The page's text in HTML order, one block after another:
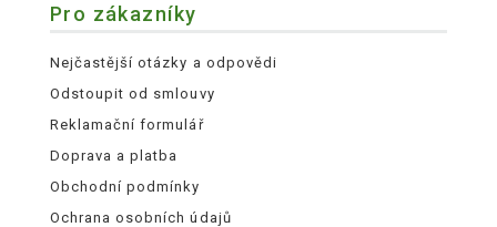
Pro zákazníky
Nejčastější otázky a odpovědi
Odstoupit od smlouvy
Reklamační formulář
Doprava a platba
Obchodní podmínky
Ochrana osobních údajů